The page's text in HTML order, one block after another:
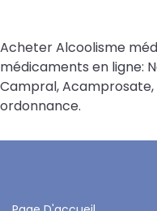
Acheter Alcoolisme
médicaments en ligne:
Campral, Acamprosate,
ordonnance.